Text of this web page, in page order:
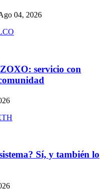
04, 2026
servicio con
Sí, y también lo